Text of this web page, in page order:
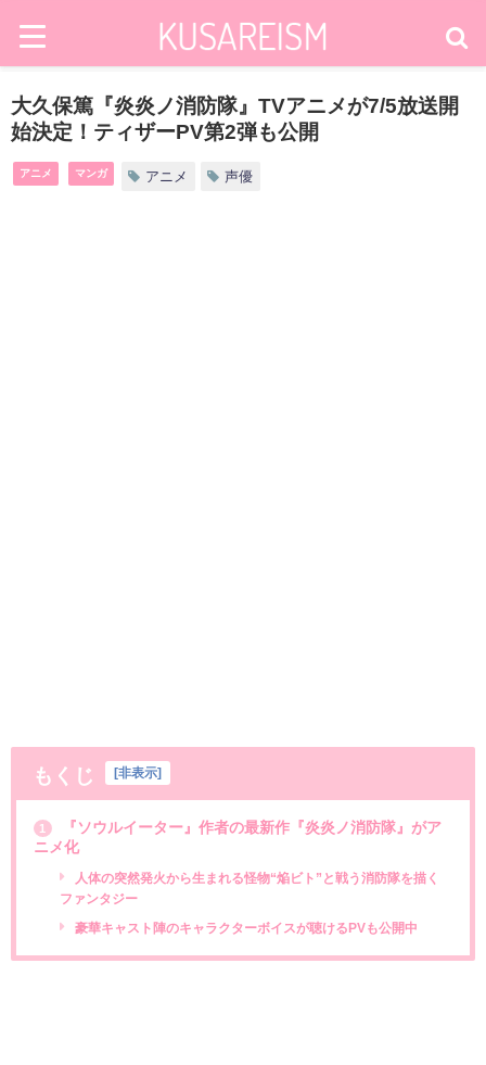
大久保篤『炎炎ノ消防隊』TVアニメが7/5放送開
始決定！ティザーPV第2弾も公開
アニメ マンガ アニメ 声優
もくじ 非表示
1
『ソウルイーター』作者の最新作『炎炎ノ消防隊』がア
ニメ化
人体の突然発火から生まれる怪物“焔ビト”と戦う消防隊を描く
ファンタジー
豪華キャスト陣のキャラクターボイスが聴けるPVも公開中